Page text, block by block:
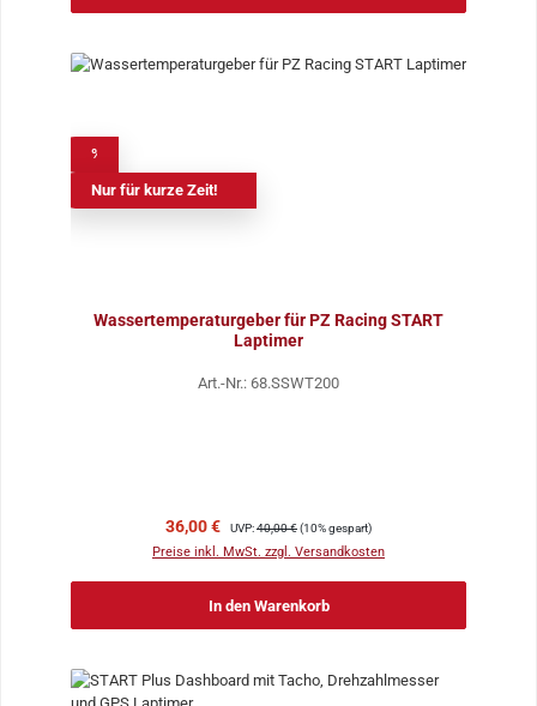
Nur für kurze Zeit!
Wassertemperaturgeber für PZ Racing START
Laptimer
Art.-Nr.: 68.SSWT200
Verkaufspreis:
36,00 € Regulärer Preis:
UVP:40,00 €(10% gespart)
Preise inkl. MwSt. zzgl. Versandkosten
In den Warenkorb